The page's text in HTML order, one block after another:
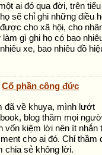
ai đó qua đời, trên
sẽ chỉ ghi những điều
cho xã hội, cho
gì ghi họ có bao
xe, bao nhiêu đồ
Cổ phần công đức
đã về khuya, mình lướt
blog thăm mọi
vốn kiệm lời nên ít nhắn
cho ai đó. Chỉ thầm
chia sẻ không lời.